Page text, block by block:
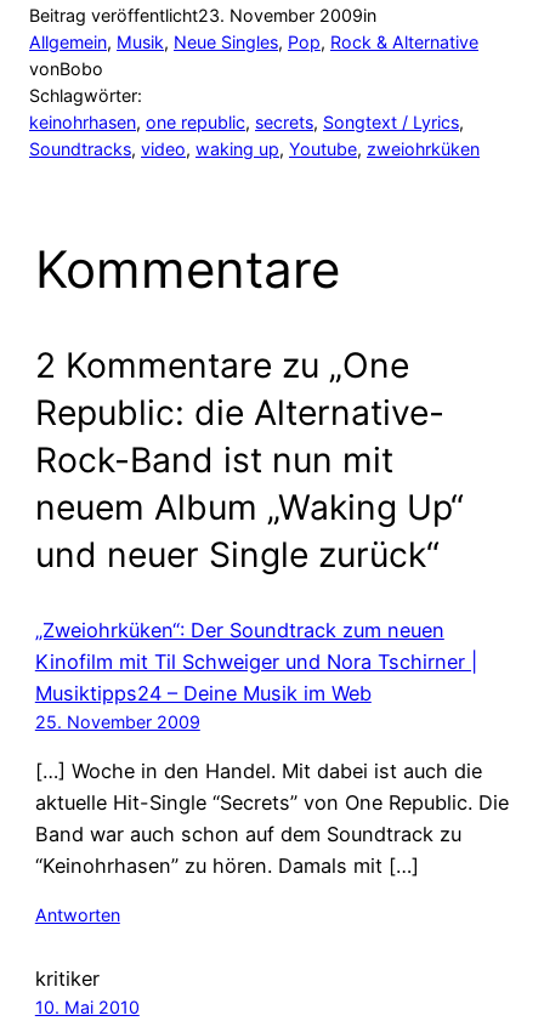
Beitrag veröffentlicht23. November 2009in
Allgemein, Musik, Neue Singles, Pop, Rock & Alternative
vonBobo
Schlagwörter:
keinohrhasen, one republic, secrets, Songtext / Lyrics
Soundtracks, video, waking up, Youtube, zweiohrküken
Kommentare
2 Kommentare zu „One
Republic: die Alternative-
Rock-Band ist nun mit
neuem Album „Waking Up“
und neuer Single zurück“
„Zweiohrküken“: Der Soundtrack zum neuen
Kinofilm mit Til Schweiger und Nora Tschirner |
Musiktipps24 – Deine Musik im Web
25. November 2009
[…] Woche in den Handel. Mit dabei ist auch die
aktuelle Hit-Single “Secrets” von One Republic. Die
Band war auch schon auf dem Soundtrack zu
“Keinohrhasen” zu hören. Damals mit […]
Antworten
kritiker
10. Mai 2010